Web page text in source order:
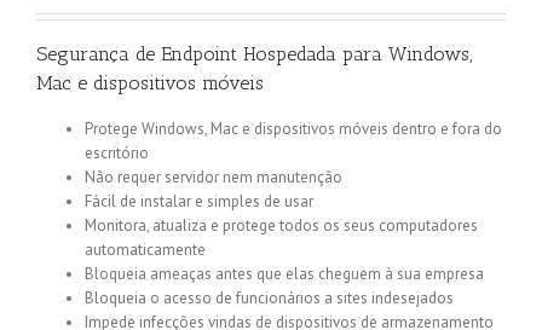
Segurança de Endpoint Hospedada para Windows,
Mac e dispositivos móveis
Protege Windows, Mac e dispositivos móveis dentro e fora do
escritório
Não requer servidor nem manutenção
Fácil de instalar e simples de usar
Monitora, atualiza e protege todos os seus computadores
automaticamente
Bloqueia ameaças antes que elas cheguem à sua empresa
Bloqueia o acesso de funcionários a sites indesejados
Impede infecções vindas de dispositivos de armazenamento